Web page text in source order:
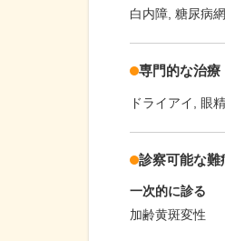
白内障 糖尿病
専門的な治療
ドライアイ 眼
診察可能な難
一次的に診る
加齢黄斑変性